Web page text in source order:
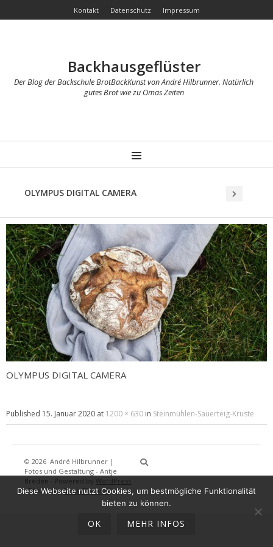
Kontakt Datenschutz Impressum
Backhausgeflüster
Der Blog der Backschule BrotBackKunst von André Hilbrunner. Natürlich
gutes Brot wie zu Omas Zeiten
MENU
OLYMPUS DIGITAL CAMERA
OLYMPUS DIGITAL CAMERA
Published 15. Januar 2020 at 1200 × 630 in Steinmühlen-Sauerteig-Kruste
© 2026 André Hilbrunner |
Fotos und Gestaltung - Antje
Breden
Powered by WordPress
·Theme byDinevThemes
Diese Webseite nutzt Cookies, um bestmögliche Funktionalität
bieten zu können.
OK MEHR INFOS